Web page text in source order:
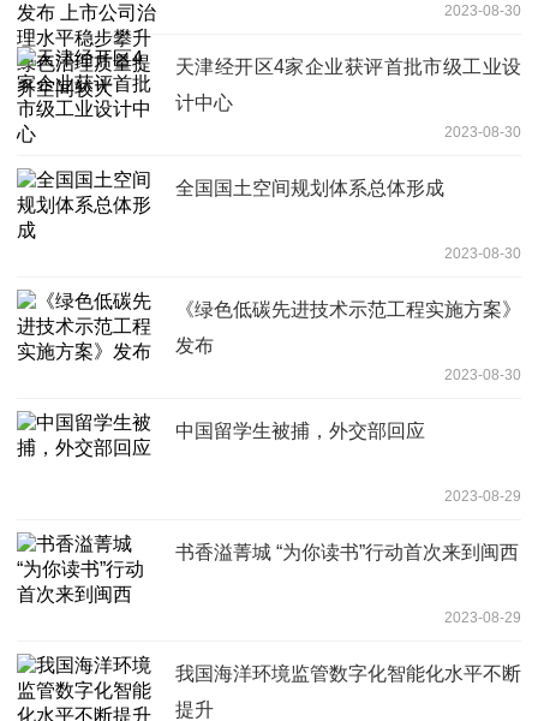
2023-08-30
天津经开区4家企业获评首批市级工业设
计中心
2023-08-30
全国国土空间规划体系总体形成
2023-08-30
《绿色低碳先进技术示范工程实施方案》
发布
2023-08-30
中国留学生被捕，外交部回应
2023-08-29
书香溢菁城 “为你读书”行动首次来到闽西
2023-08-29
我国海洋环境监管数字化智能化水平不断
提升